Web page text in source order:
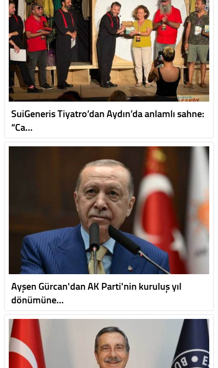
SuiGeneris Tiyatro’dan Aydın’da anlamlı sahne:
“Ca…
Ayşen Gürcan'dan AK Parti'nin kuruluş yıl
dönümüne…